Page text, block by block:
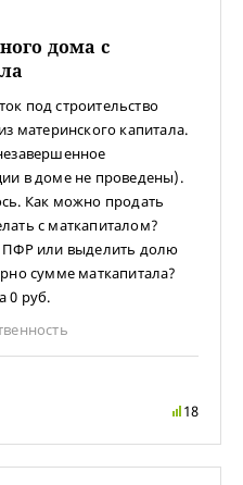
дома с
под строительство
материнского капитала.
в доме не проведены).
Как можно продать
с маткапиталом?
ПФР или выделить долю
сумме маткапитала?
0 руб.
18